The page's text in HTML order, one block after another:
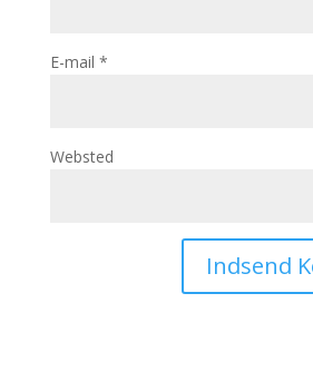
E-mail *
Websted